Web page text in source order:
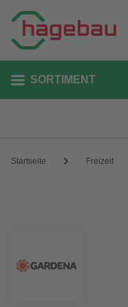
SORTIMENT
Startseite Freizeit